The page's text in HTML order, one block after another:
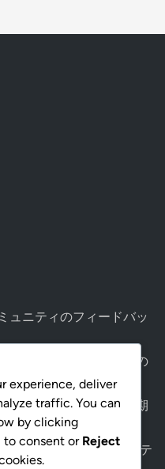
ュニティのフィードバッ
ィの関与、プレイヤーの
モーションイベント、期
シップ
ーザーの声、コミュニテ
experience, deliver
traffic. You can
by clicking
to consent or Reject